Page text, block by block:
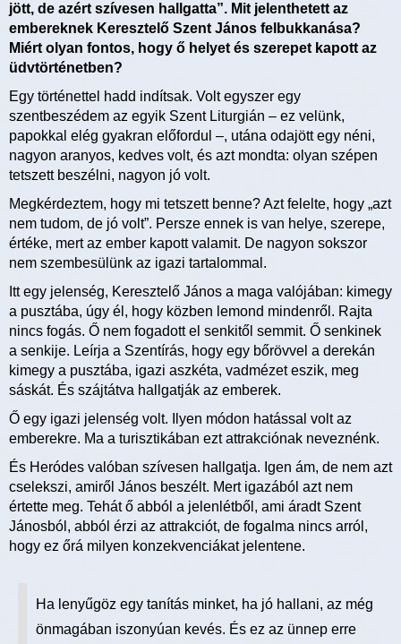
jött, de azért szívesen hallgatta”. Mit jelenthetett az
embereknek Keresztelő Szent János felbukkanása?
Miért olyan fontos, hogy ő helyet és szerepet kapott az
üdvtörténetben?
Egy történettel hadd indítsak. Volt egyszer egy
szentbeszédem az egyik Szent Liturgián – ez velünk,
papokkal elég gyakran előfordul –, utána odajött egy néni,
nagyon aranyos, kedves volt, és azt mondta: olyan szépen
tetszett beszélni, nagyon jó volt.
Megkérdeztem, hogy mi tetszett benne? Azt felelte, hogy „azt
nem tudom, de jó volt”. Persze ennek is van helye, szerepe,
értéke, mert az ember kapott valamit. De nagyon sokszor
nem szembesülünk az igazi tartalommal.
Itt egy jelenség, Keresztelő János a maga valójában: kimegy
a pusztába, úgy él, hogy közben lemond mindenről. Rajta
nincs fogás. Ő nem fogadott el senkitől semmit. Ő senkinek
a senkije. Leírja a Szentírás, hogy egy bőrövvel a derekán
kimegy a pusztába, igazi aszkéta, vadmézet eszik, meg
sáskát. És szájtátva hallgatják az emberek.
Ő egy igazi jelenség volt. Ilyen módon hatással volt az
emberekre. Ma a turisztikában ezt attrakciónak neveznénk.
És Heródes valóban szívesen hallgatja. Igen ám, de nem azt
cselekszi, amiről János beszélt. Mert igazából azt nem
értette meg. Tehát ő abból a jelenlétből, ami áradt Szent
Jánosból, abból érzi az attrakciót, de fogalma nincs arról,
hogy ez őrá milyen konzekvenciákat jelentene.
Ha lenyűgöz egy tanítás minket, ha jó hallani, az még
önmagában iszonyúan kevés. És ez az ünnep erre